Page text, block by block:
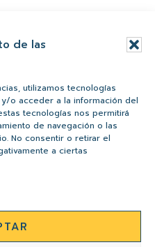
de las
utilizamos tecnologías
o acceder a la información del
tecnologías nos permitirá
de navegación o las
No consentir o retirar el
a ciertas